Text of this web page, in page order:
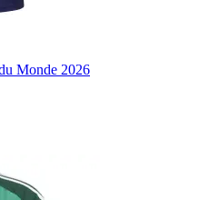
Monde 2026